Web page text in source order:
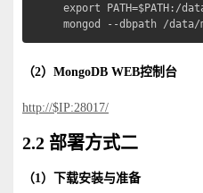
export PATH=$PATH:/
mongod --dbpath /
（2）MongoDB WEB控制台
http://$IP:28017/
2.2 部署方式二
（1）下载安装与准备